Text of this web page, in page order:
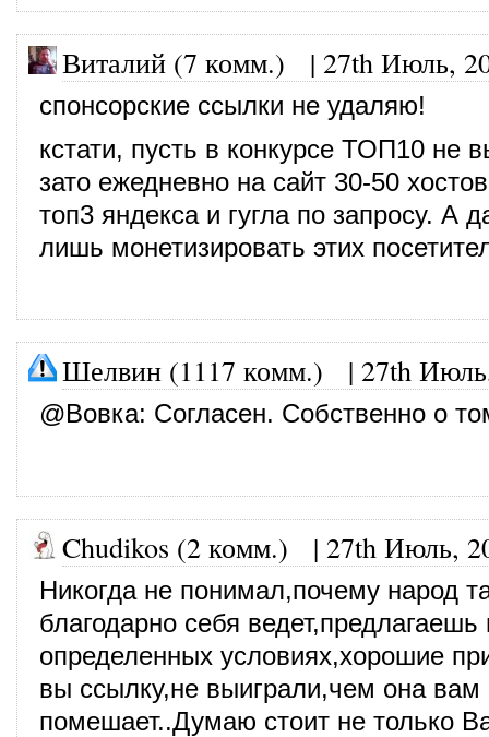
Виталий (7 комм.) | 27th Июль,
спонсорские ссылки не удаляю!
кстати, пусть в конкурсе ТОП10 не
зато ежедневно на сайт 30-50
топ3 яндекса и гугла по запросу. А
лишь монетизировать этих
Шелвин (1117 комм.) | 27th
@Вовка: Согласен. Собственно о
Chudikos (2 комм.) | 27th Июль,
Никогда не понимал,почему народ
благодарно себя
определенных условиях,хорошие
вы ссылку,не выиграли,чем она
помешает..Думаю стоит не только